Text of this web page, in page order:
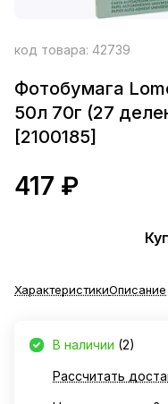
код товара: 42739
Фотобумага
50л 70г (27
[2100185]
417 ₽
ХарактеристикиОписание
В наличии (2)
Рассчитать